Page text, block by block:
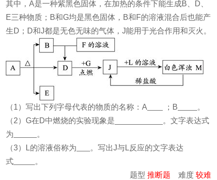
其中，A是一种紫黑色固体，在加热的条件下能生成B、D、
E三种物质；B和G均是黑色固体，B和F的溶液混合后也能产
生D；D和J都是无色无味的气体，J能用于光合作用和灭火。
（1）写出下列字母代表的物质的名称：A ；B
。
（2）G在D中燃烧的实验现象是___________。文字表达式
为
。
（3）L的溶液俗称为
。写出J与L反应的文字表达
式
。
题型 推断题 难度 较难